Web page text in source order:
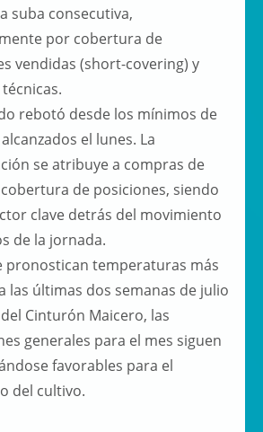
suba consecutiva,
por cobertura de
vendidas (short-covering) y
rebotó desde los mínimos de
el lunes. La
se atribuye a compras de
de posiciones, siendo
clave detrás del movimiento
de la jornada.
pronostican temperaturas más
las últimas dos semanas de julio
Cinturón Maicero, las
generales para el mes siguen
favorables para el
del cultivo.